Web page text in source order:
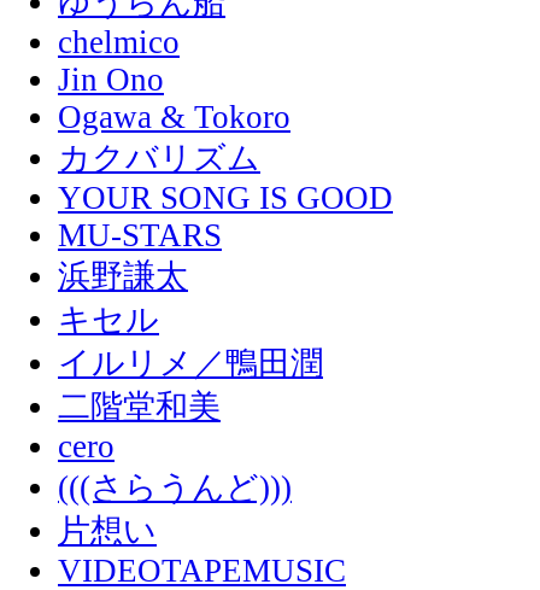
chelmico
Jin Ono
Ogawa & Tokoro
カクバリズム
YOUR SONG IS GOOD
MU-STARS
浜野謙太
キセル
イルリメ／鴨田潤
二階堂和美
cero
(((さらうんど)))
片想い
VIDEOTAPEMUSIC